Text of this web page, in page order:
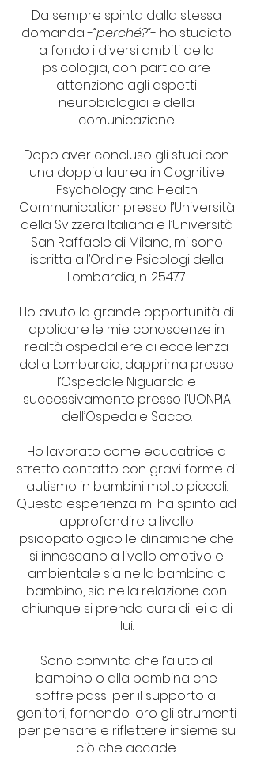
Da sempre spinta dalla stessa
domanda -“perché?”- ho studiato
a fondo i diversi ambiti della
psicologia, con particolare
attenzione agli aspetti
neurobiologici e della
comunicazione.
Dopo aver concluso gli studi con
una doppia laurea in Cognitive
Psychology and Health
Communication presso l’Università
della Svizzera Italiana e l’Università
San Raffaele di Milano, mi sono
iscritta all’Ordine Psicologi della
Lombardia, n. 25477.
Ho avuto la grande opportunità di
applicare le mie conoscenze in
realtà ospedaliere di eccellenza
della Lombardia, dapprima presso
l’Ospedale Niguarda e
successivamente presso l’UONPIA
dell’Ospedale Sacco.
Ho lavorato come educatrice a
stretto contatto con gravi forme di
autismo in bambini molto piccoli.
Questa esperienza mi ha spinto ad
approfondire a livello
psicopatologico le dinamiche che
si innescano a livello emotivo e
ambientale sia nella bambina o
bambino, sia nella relazione con
chiunque si prenda cura di lei o di
lui.
Sono convinta che l’aiuto al
bambino o alla bambina che
soffre passi per il supporto ai
genitori, fornendo loro gli strumenti
per pensare e riflettere insieme su
ciò che accade.